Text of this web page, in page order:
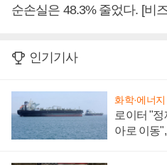
순손실은 48.3% 줄었다. [비
인기기사
화학·에너지
로이터 "
아로 이동